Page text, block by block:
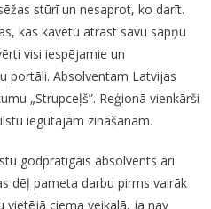
stūrī un nesaprot, ko darīt.
kas kavētu atrast savu sapņu
visi iespējamie un
portāli. Absolventam Latvijas
„Strupceļš”. Reģionā vienkārši
iegūtajām zināšanām.
godprātīgais absolvents arī
dēļ pameta darbu pirms vairāk
vietējā ciema veikalā, ja nav